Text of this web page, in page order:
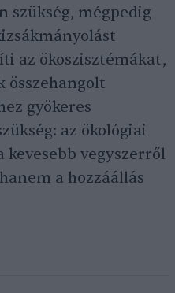
szükség, mégpedig
az ökoszisztémákat,
összehangolt
gyökeres
az ökológiai
kevesebb vegyszerről
a hozzáállás